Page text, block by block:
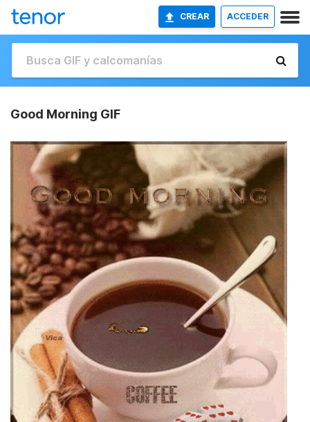
CREAR ACCEDER
Good Morning GIF